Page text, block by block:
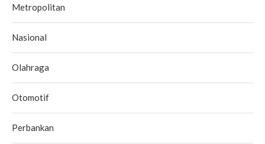
Metropolitan
Nasional
Olahraga
Otomotif
Perbankan